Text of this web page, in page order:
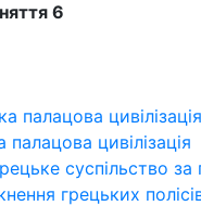
6
палацова цивілізація
цивілізація
суспільство
грецьких